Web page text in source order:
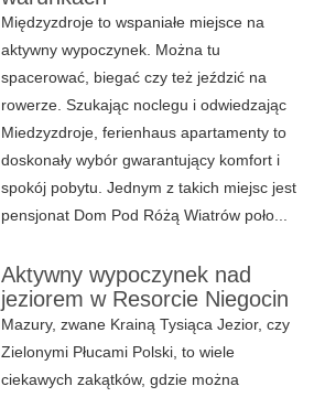
Międzyzdroje to wspaniałe miejsce na
aktywny wypoczynek. Można tu
spacerować, biegać czy też jeździć na
rowerze. Szukając noclegu i odwiedzając
Miedzyzdroje, ferienhaus apartamenty to
doskonały wybór gwarantujący komfort i
spokój pobytu. Jednym z takich miejsc jest
pensjonat Dom Pod Różą Wiatrów poło...
Aktywny wypoczynek nad
jeziorem w Resorcie Niegocin
Mazury, zwane Krainą Tysiąca Jezior, czy
Zielonymi Płucami Polski, to wiele
ciekawych zakątków, gdzie można